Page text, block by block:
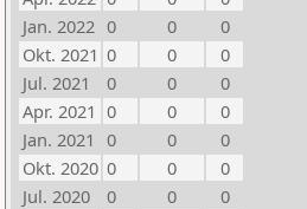
Jan. 2022 0 0
0
Okt. 2021 0 0
0
Jul. 2021
0 0
0
Apr. 2021 0 0
0
Jan. 2021 0 0
0
Okt. 2020 0 0
0
Jul. 2020
0 0
0